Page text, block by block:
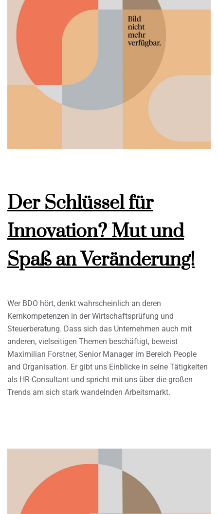
Der Schlüssel für
Innovation? Mut und
Spaß an Veränderung!
Wer BDO hört, denkt wahrscheinlich an deren
Kernkompetenzen in der Wirtschaftsprüfung und
Steuerberatung. Dass sich das Unternehmen auch mit
anderen, vielseitigen Themen beschäftigt, beweist
Maximilian Forstner, Senior Manager im Bereich People
and Organisation. Er gibt uns Einblicke in seine Tätigkeiten
als HR-Consultant und spricht mit uns über die großen
Trends am sich stark wandelnden Arbeitsmarkt.